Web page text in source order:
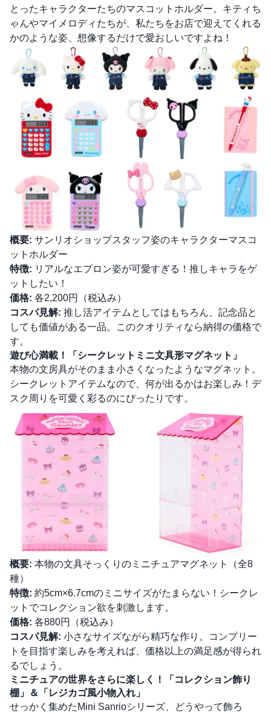
とったキャラクターたちのマスコットホルダー。キティち
ゃんやマイメロディたちが、私たちをお店で迎えてくれる
かのような姿、想像するだけで愛おしいですよね！
概要: サンリオショップスタッフ姿のキャラクターマスコ
ットホルダー
特徴: リアルなエプロン姿が可愛すぎる！推しキャラをゲ
ットしたい！
価格: 各2,200円（税込み）
コスパ見解: 推し活アイテムとしてはもちろん、記念品と
しても価値がある一品。このクオリティなら納得の価格で
す。
遊び心満載！「シークレットミニ文具形マグネット」
本物の文房具がそのまま小さくなったようなマグネット。
シークレットアイテムなので、何が出るかはお楽しみ！デ
スク周りを可愛く彩るのにぴったりです。
概要: 本物の文具そっくりのミニチュアマグネット（全8
種）
特徴: 約5cm×6.7cmのミニサイズがたまらない！シークレ
ットでコレクション欲を刺激します。
価格: 各880円（税込み）
コスパ見解: 小さなサイズながら精巧な作り。コンプリー
トを目指す楽しみを考えれば、価格以上の満足感が得られ
るでしょう。
ミニチュアの世界をさらに楽しく！「コレクション飾り
棚」＆「レジカゴ風小物入れ」
せっかく集めたMini Sanrioシリーズ、どうやって飾ろ